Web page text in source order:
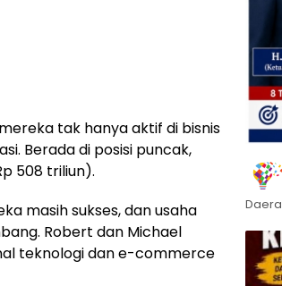
tak hanya aktif di bisnis
Berada di posisi puncak,
508 triliun).
masih sukses, dan usaha
Robert dan Michael
teknologi dan e-commerce